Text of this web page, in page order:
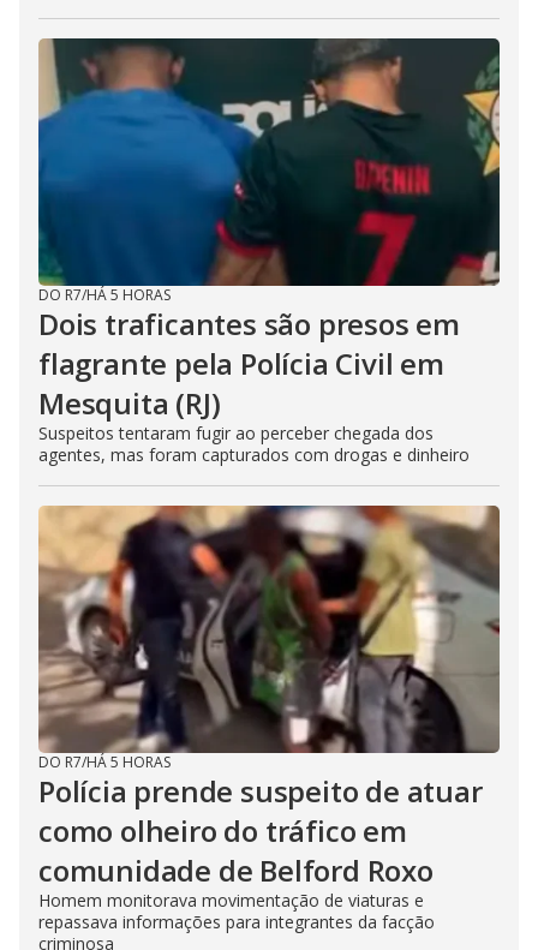
DO R7/HÁ 5 HORAS
Dois traficantes são presos em
flagrante pela Polícia Civil em
Mesquita (RJ)
Suspeitos tentaram fugir ao perceber chegada dos
agentes, mas foram capturados com drogas e dinheiro
DO R7/HÁ 5 HORAS
Polícia prende suspeito de atuar
como olheiro do tráfico em
comunidade de Belford Roxo
Homem monitorava movimentação de viaturas e
repassava informações para integrantes da facção
criminosa